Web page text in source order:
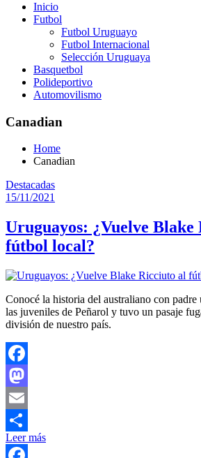
Inicio
Futbol
Futbol Uruguayo
Futbol Internacional
Selección Uruguaya
Basquetbol
Polideportivo
Automovilismo
Canadian
Home
Canadian
Destacadas
15/11/2021
Uruguayos: ¿Vuelve
fútbol local?
Conocé la historia del australiano con
las juveniles de Peñarol y tuvo un pasaje
división de nuestro país.
Facebook
Mastodon
Email
Compartir
Leer más